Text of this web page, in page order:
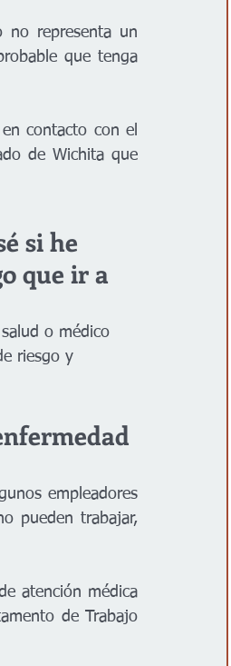
no representa un
que tenga
contacto con el
de Wichita que
si he
que ir a
o médico
riesgo y
empleadores
pueden trabajar,
atención médica
de Trabajo